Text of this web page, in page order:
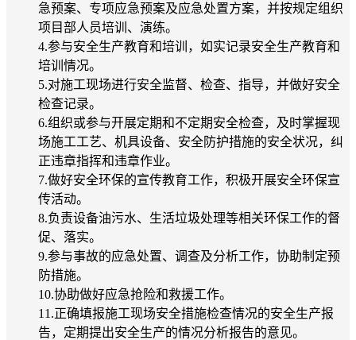
急预案、专项应急预案及应急处置方案，并按规定组织
项目部人员培训、演练。
4.参与安全生产教育和培训，如实记录安全生产教育和
培训情况。
5.对施工现场进行安全监督、检查、指导，并做好安全
检查记录。
6.组织或参与开展定期和不定期安全检查，及时掌握现
场施工工艺、机具设备、安全防护措施的安全状况，纠
正违章指挥和违章作业。
7.做好安全环保的宣传教育工作，积极开展安全环保宣
传活动。
8.负责设备油污水、生活垃圾处理等相关环保工作的督
促、落实。
9.参与事故的应急处置、调查及分析工作，协助制定预
防措施。
10.协助做好应急抢险和救援工作。
11.正确填报施工现场安全措施检查情况的安全生产报
告，定期提出安全生产的情况分析报告的意见。